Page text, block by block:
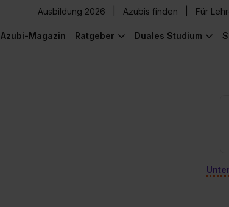
Ausbildung 2026 Azubis finden Für
Azubi-Magazin Ratgeber Duales Studium